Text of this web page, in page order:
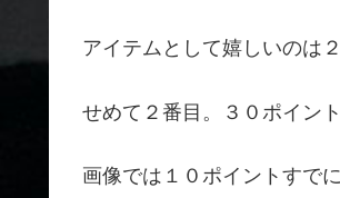
アイテムとして嬉しいのは
せめて２番目。３０ポイン
画像では１０ポイントすで